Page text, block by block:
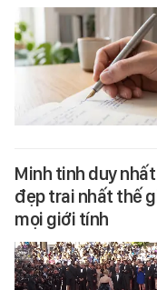
Minh tinh duy
đẹp trai nhất thế
mọi giới tính